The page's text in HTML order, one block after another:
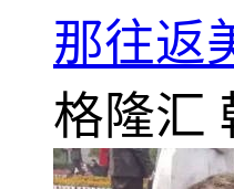
那往返
格隆汇